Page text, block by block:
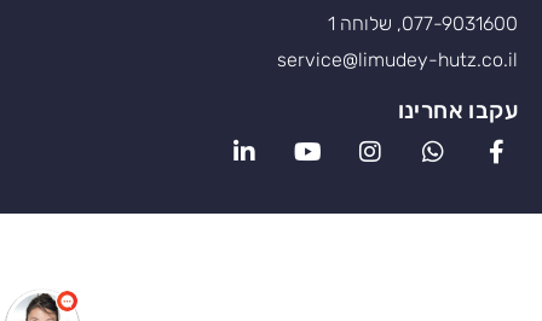
077-9031600, שלוחה 1
service@limudey-hutz.co.il
עקבו אחרינו